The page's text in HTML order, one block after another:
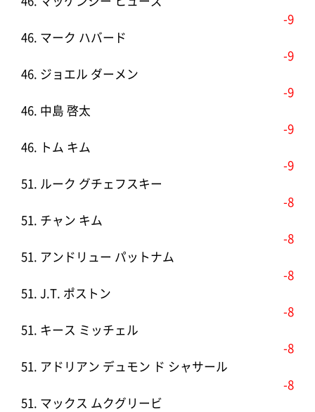
-9
46. マーク ハバード
-9
46. ジョエル ダーメン
-9
46. 中島 啓太
-9
46. トム キム
-9
51. ルーク グチェフスキー
-8
51. チャン キム
-8
51. アンドリュー パットナム
-8
51. J.T. ポストン
-8
51. キース ミッチェル
-8
51. アドリアン デュモン ド シャサール
-8
51. マックス ムクグリービ